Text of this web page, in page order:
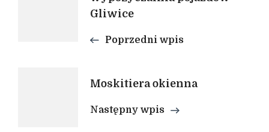
Gliwice
Poprzedni wpis
Moskitiera okienna
Następny wpis